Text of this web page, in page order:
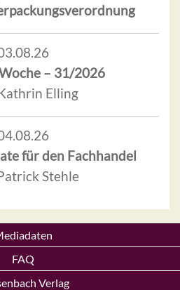
– 31/2026
Elling
für den Fachhandel
Stehle
FAQ
Verlag